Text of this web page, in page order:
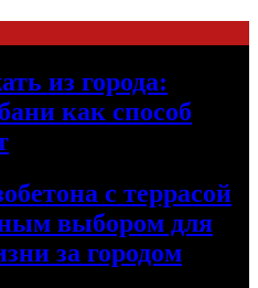
из города:
как способ
с террасой
выбором для
за городом